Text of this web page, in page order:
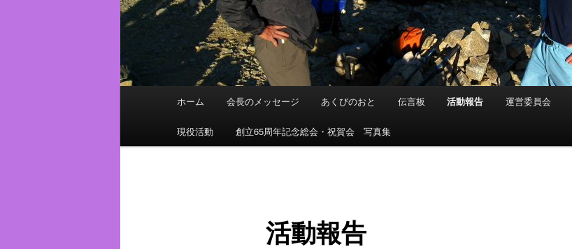
メ
ホーム 会長のメッセージ あくびのおと 伝言板 活動報告 運営委員会
現役活動 創立65周年記念総会・祝賀会 写真集
活動報告